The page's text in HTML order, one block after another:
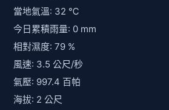
當地氣溫: 32 ℃
今日累積雨量: 0 mm
相對濕度: 79 %
風速: 3.5 公尺/秒
氣壓: 997.4 百帕
海拔: 2 公尺